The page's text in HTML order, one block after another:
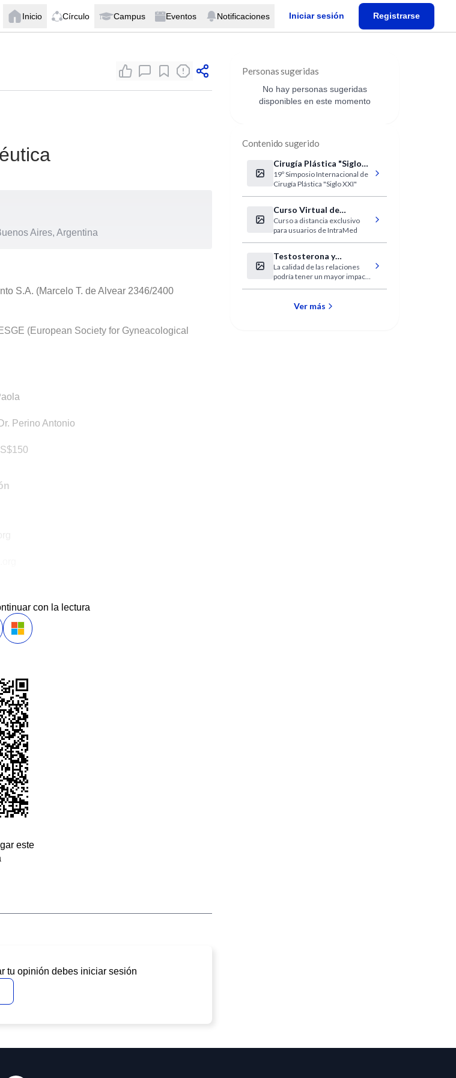
Inicio Círculo Campus Eventos Notificaciones Iniciar sesión Registrarse
Aires, Argentina
S.A. (Marcelo T. de Alvear 2346/2400
(European Society for Gyneacological
Perino Antonio
con la lectura
este
tu opinión debes iniciar sesión
Personas sugeridas
No hay personas sugeridas
disponibles en este momento
Contenido sugerido
Cirugía Plástica "Siglo
XXI"
19º Simposio Internacional de
Cirugía Plástica "Siglo XXI"
Curso Virtual de
Electrocardiografía
Clínica IntraMed
Curso a distancia exclusivo
para usuarios de IntraMed
Testosterona y
sexualidad de las
mujeres mayores
La calidad de las relaciones
podría tener un mayor impacto
Ver más